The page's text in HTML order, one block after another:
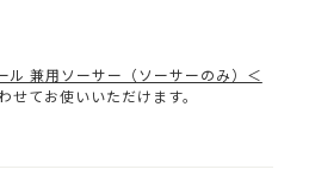
ル 兼用ソーサー（ソーサーのみ）＜
せてお使いいただけます。